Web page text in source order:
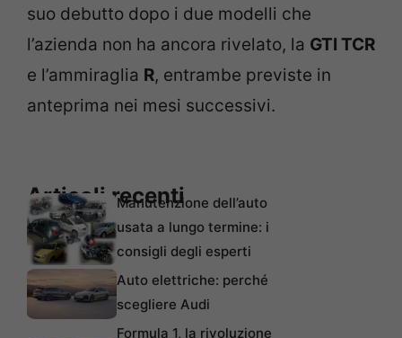
suo debutto dopo i due modelli che
l’azienda non ha ancora rivelato, la GTI TCR
e l’ammiraglia R, entrambe previste in
anteprima nei mesi successivi.
Articoli recentiManutenzione dell’auto
usata a lungo termine: i
consigli degli esperti
Auto elettriche: perché
scegliere Audi
Formula 1, la rivoluzione